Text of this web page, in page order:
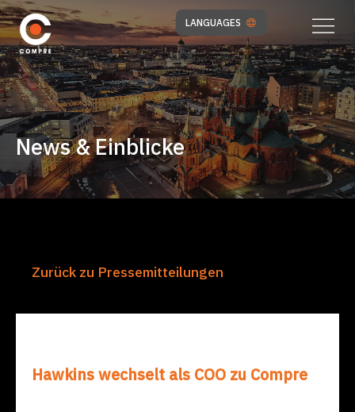
LANGUAGES
News & Einblicke
Zurück zu Pressemitteilungen
Hawkins wechselt als COO zu Compre